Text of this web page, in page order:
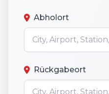
Abholort
Rückgabeort